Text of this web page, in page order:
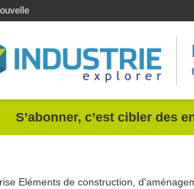
S’abonner, c’est cibler des
Eléments de construction,